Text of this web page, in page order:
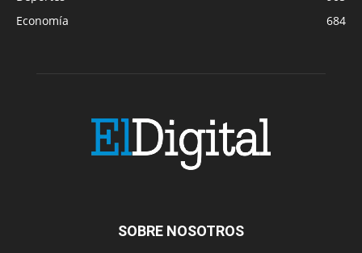
Economía
684
SOBRE NOSOTROS